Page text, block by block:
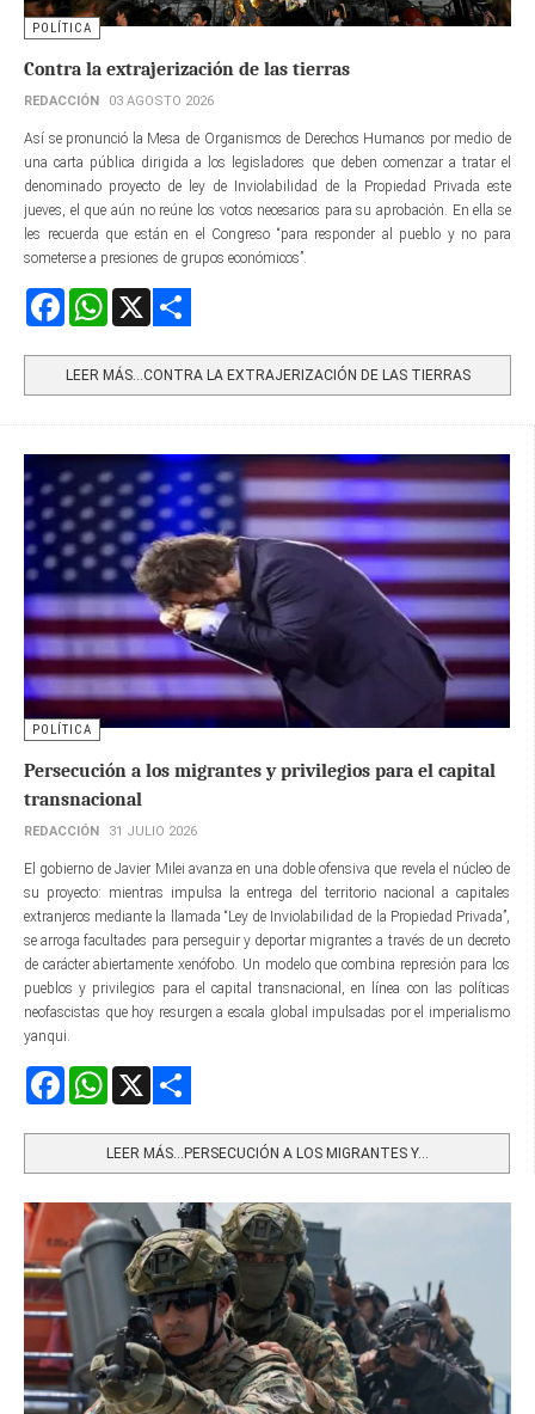
POLÍTICA
Contra la extrajerización de las tierras
REDACCIÓN 03 AGOSTO 2026
Así se pronunció la Mesa de Organismos de Derechos Humanos por medio de
una carta pública dirigida a los legisladores que deben comenzar a tratar el
denominado proyecto de ley de Inviolabilidad de la Propiedad Privada este
jueves, el que aún no reúne los votos necesarios para su aprobación. En ella se
les recuerda que están en el Congreso “para responder al pueblo y no para
someterse a presiones de grupos económicos”.
FacebookWhatsApp
LEER MÁS…CONTRA LA EXTRAJERIZACIÓN DE LAS TIERRAS
POLÍTICA
Persecución a los migrantes y privilegios para el capital
transnacional
REDACCIÓN 31 JULIO 2026
El gobierno de Javier Milei avanza en una doble ofensiva que revela el núcleo de
su proyecto: mientras impulsa la entrega del territorio nacional a capitales
extranjeros mediante la llamada “Ley de Inviolabilidad de la Propiedad Privada”,
se arroga facultades para perseguir y deportar migrantes a través de un decreto
de carácter abiertamente xenófobo. Un modelo que combina represión para los
pueblos y privilegios para el capital transnacional, en línea con las políticas
neofascistas que hoy resurgen a escala global impulsadas por el imperialismo
yanqui.
FacebookWhatsApp
LEER MÁS…PERSECUCIÓN A LOS MIGRANTES Y...